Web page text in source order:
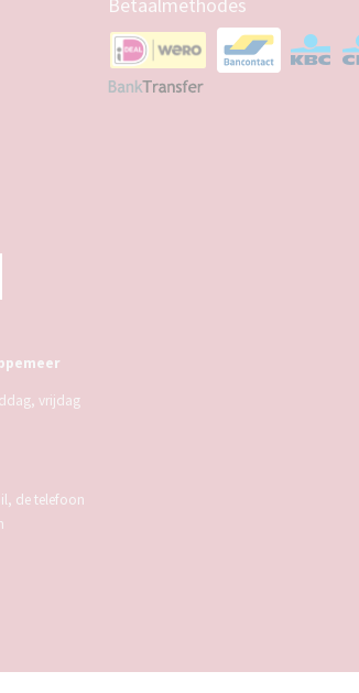
vrijdag
de telefoon